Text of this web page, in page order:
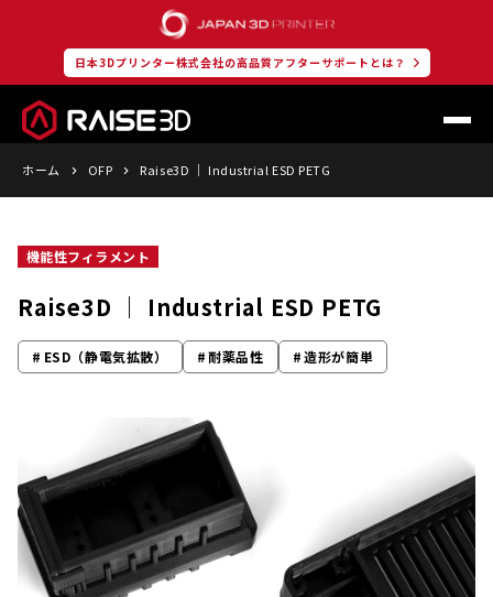
日本3Dプリンター株式会社の高品質アフターサポートとは？
ホーム OFP Raise3D ｜ Industrial ESD PETG
機能性フィラメント
Raise3D ｜ Industrial ESD PETG
ESD（静電気拡散） 耐薬品性 造形が簡単